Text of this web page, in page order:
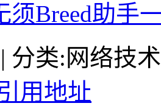
须Breed助手
分类:网络技
用地址